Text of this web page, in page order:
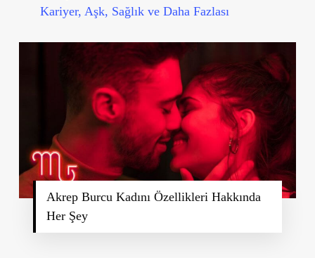
Kariyer, Aşk, Sağlık ve Daha Fazlası
Akrep Burcu Kadını Özellikleri Hakkında
Her Şey